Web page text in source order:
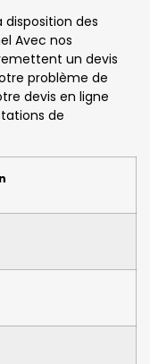
des
Avec nos
un devis
problème de
devis en ligne
de